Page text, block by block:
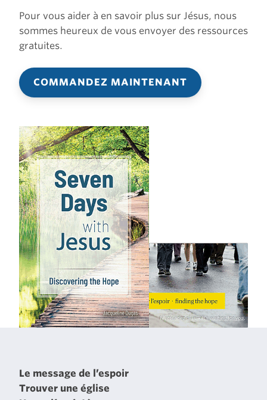
Pour vous aider à en savoir plus sur Jésus, nous
sommes heureux de vous envoyer des ressources
gratuites.
COMMANDEZ MAINTENANT
Le message de l’espoir
Trouver une église